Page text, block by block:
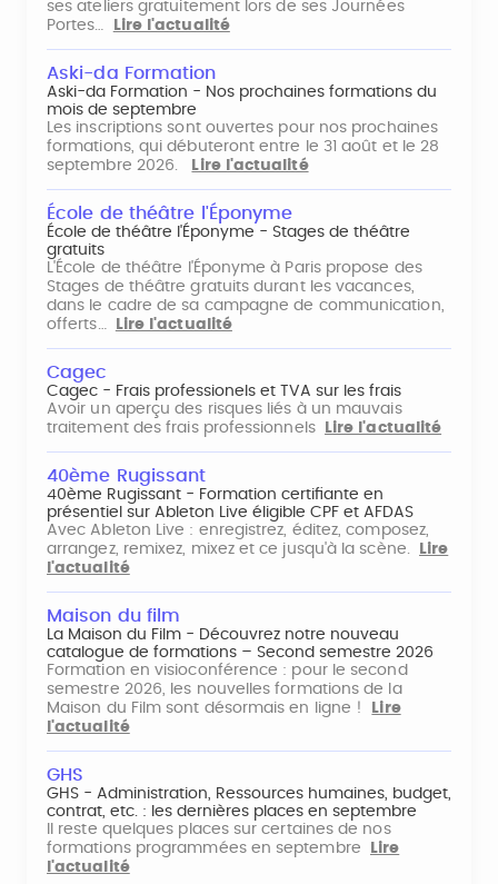
ses ateliers gratuitement lors de ses Journées
Portes…
Lire l'actualité
Aski-da Formation
Aski-da Formation - Nos prochaines formations du
mois de septembre
Les inscriptions sont ouvertes pour nos prochaines
formations, qui débuteront entre le 31 août et le 28
septembre 2026.
Lire l'actualité
École de théâtre l'Éponyme
École de théâtre l'Éponyme - Stages de théâtre
gratuits
L'École de théâtre l'Éponyme à Paris propose des
Stages de théâtre gratuits durant les vacances,
dans le cadre de sa campagne de communication,
offerts…
Lire l'actualité
Cagec
Cagec - Frais professionels et TVA sur les frais
Avoir un aperçu des risques liés à un mauvais
traitement des frais professionnels
Lire l'actualité
40ème Rugissant
40ème Rugissant - Formation certifiante en
présentiel sur Ableton Live éligible CPF et AFDAS
Avec Ableton Live : enregistrez, éditez, composez,
arrangez, remixez, mixez et ce jusqu'à la scène.
Lire
l'actualité
Maison du film
La Maison du Film - Découvrez notre nouveau
catalogue de formations – Second semestre 2026
Formation en visioconférence : pour le second
semestre 2026, les nouvelles formations de la
Maison du Film sont désormais en ligne !
Lire
l'actualité
GHS
GHS - Administration, Ressources humaines, budget,
contrat, etc. : les dernières places en septembre
Il reste quelques places sur certaines de nos
formations programmées en septembre
Lire
l'actualité